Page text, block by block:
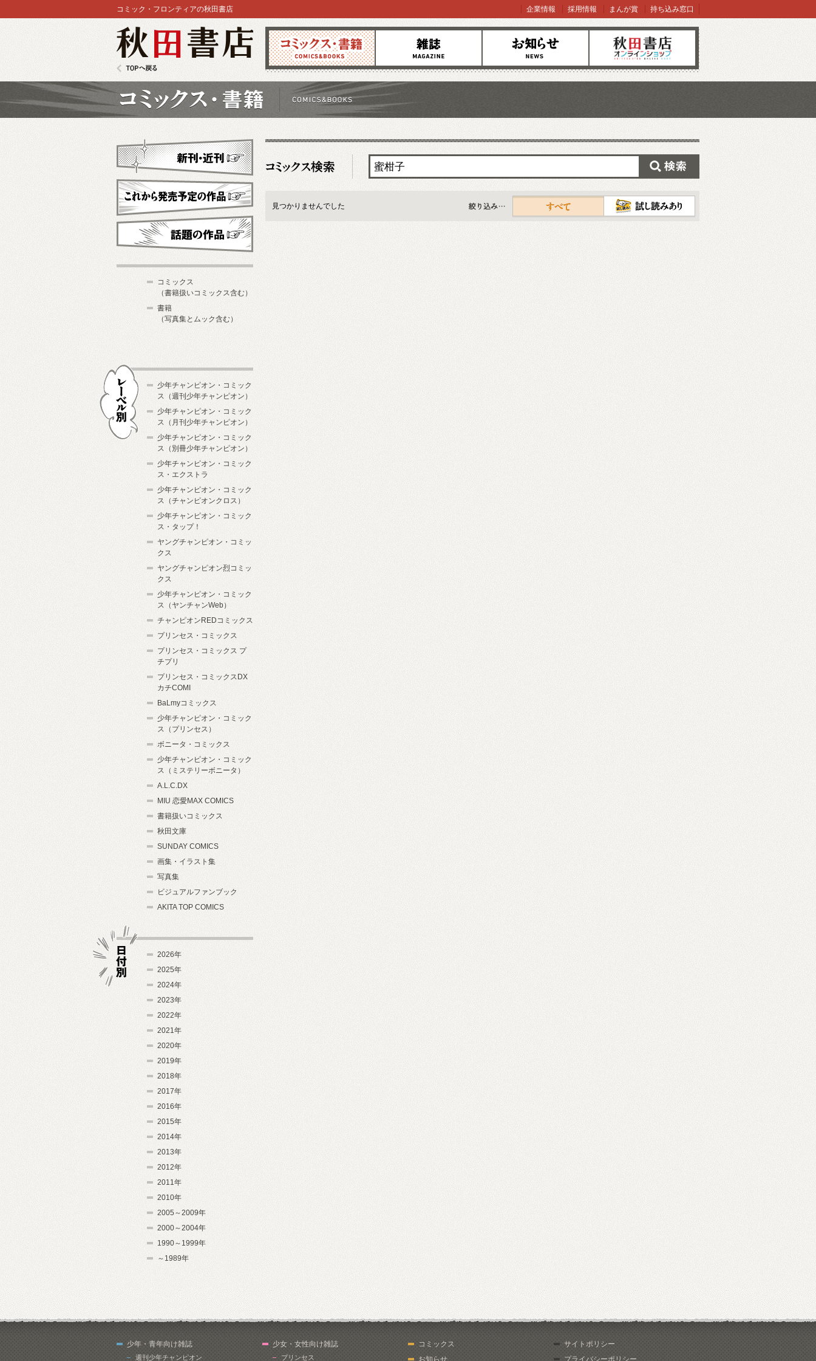
コミックス 雑誌 お知らせ オンラインショップ
コミック・フロンティアの秋田書店 企業情報 採用情報 まんが賞 持ち込み窓口
見つかりませんでした
すべて
新刊・近刊
これから発売予定
コミックス
（書籍扱いコミックス含む）
書籍
（写真集とムック含む）
少年チャンピオン・コミック
ス（週刊少年チャンピオン）
少年チャンピオン・コミック
ス（月刊少年チャンピオン）
少年チャンピオン・コミック
ス（別冊少年チャンピオン）
少年チャンピオン・コミック
ス・エクストラ
少年チャンピオン・コミック
ス（チャンピオンクロス）
少年チャンピオン・コミック
ス・タップ！
ヤングチャンピオン・コミッ
クス
ヤングチャンピオン烈コミッ
クス
少年チャンピオン・コミック
ス（ヤンチャンWeb）
チャンピオンREDコミックス
プリンセス・コミックス
プリンセス・コミックス プ
チプリ
プリンセス・コミックスDX
カチCOMI
BaLmyコミックス
少年チャンピオン・コミック
ス（プリンセス）
ボニータ・コミックス
少年チャンピオン・コミック
ス（ミステリーボニータ）
A.L.C.DX
MIU 恋愛MAX COMICS
書籍扱いコミックス
秋田文庫
SUNDAY COMICS
画集・イラスト集
写真集
ビジュアルファンブック
AKITA TOP COMICS
2026年
2025年
2024年
2023年
2022年
2021年
2020年
2019年
2018年
2017年
2016年
2015年
2014年
2013年
2012年
2011年
2010年
2005～2009年
2000～2004年
1990～1999年
～1989年
少年・青年向け雑誌
週刊少年チャンピオン
少女・女性向け雑誌
プリンセス
コミックス
お知らせ
サイトポリシー
プライバシーポリシー